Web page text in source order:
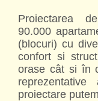
Proiectarea
90.000
(blocuri) cu
confort si
orase cât si în
proiectare